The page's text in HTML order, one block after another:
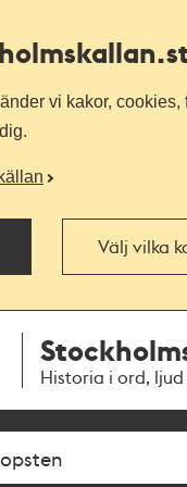
vi kakor,
Välj vilka
Historia i ord,